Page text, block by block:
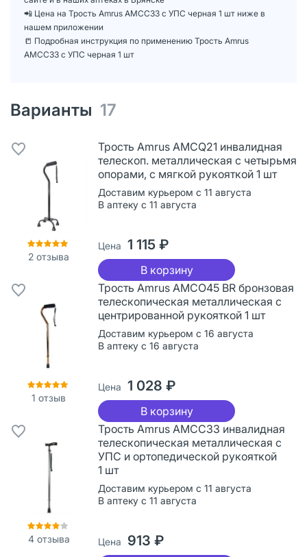
📲 Цена на Трость Amrus AMСС33 с УПС черная 1 шт ниже в
нашем приложении
📒 Подробная инструкция по применению Трость Amrus
AMСС33 с УПС черная 1 шт
Варианты 17
2 отзыва
Трость Amrus AMCQ21 инвалидная
телескоп. металлическая с четырьмя
опорами, с мягкой рукояткой 1 шт
Доставим курьером с 11 августа
В аптеку с 11 августа
Цена 1 115 ₽
В корзину
1 отзыв
Трость Amrus AMCО45 BR бронзовая
телескопическая металлическая с
центрированной рукояткой 1 шт
Доставим курьером с 16 августа
В аптеку с 16 августа
Цена 1 028 ₽
В корзину
4отзыва
Трость Amrus AMСС33 инвалидная
телескопическая металлическая с
УПС и ортопедической рукояткой
1 шт
Доставим курьером с 11 августа
В аптеку с 11 августа
Цена 913 ₽